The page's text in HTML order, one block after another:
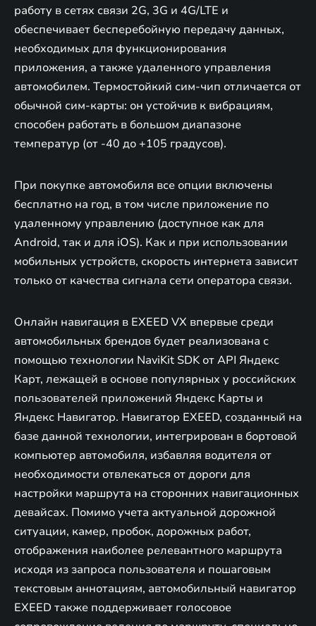
работу в сетях связи 2G, 3G и 4G/LTE и
обеспечивает бесперебойную передачу данных,
необходимых для функционирования
приложения, а также удаленного управления
автомобилем. Термостойкий сим-чип отличается от
обычной сим-карты: он устойчив к вибрациям,
способен работать в большом диапазоне
температур (от -40 до +105 градусов).
При покупке автомобиля все опции включены
бесплатно на год, в том числе приложение по
удаленному управлению (доступное как для
Android, так и для iOS). Как и при использовании
мобильных устройств, скорость интернета зависит
только от качества сигнала сети оператора связи.
Онлайн навигация в EXEED VX впервые среди
автомобильных брендов будет реализована с
помощью технологии NaviKit SDK от API Яндекс
Карт, лежащей в основе популярных у российских
пользователей приложений Яндекс Карты и
Яндекс Навигатор. Навигатор EXEED, созданный на
базе данной технологии, интегрирован в бортовой
компьютер автомобиля, избавляя водителя от
необходимости отвлекаться от дороги для
настройки маршрута на сторонних навигационных
девайсах. Помимо учета актуальной дорожной
ситуации, камер, пробок, дорожных работ,
отображения наиболее релевантного маршрута
исходя из запроса пользователя и пошаговым
текстовым аннотациям, автомобильный навигатор
EXEED также поддерживает голосовое